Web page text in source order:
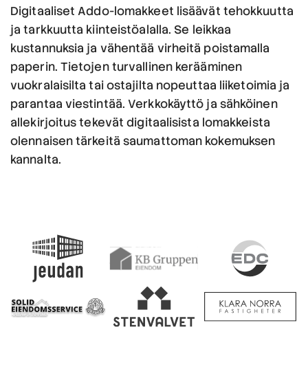
Digitaaliset Addo-lomakkeet lisäävät tehokkuutta
ja tarkkuutta kiinteistöalalla. Se leikkaa
kustannuksia ja vähentää virheitä poistamalla
paperin. Tietojen turvallinen kerääminen
vuokralaisilta tai ostajilta nopeuttaa liiketoimia ja
parantaa viestintää. Verkkokäyttö ja sähköinen
allekirjoitus tekevät digitaalisista lomakkeista
olennaisen tärkeitä saumattoman kokemuksen
kannalta.